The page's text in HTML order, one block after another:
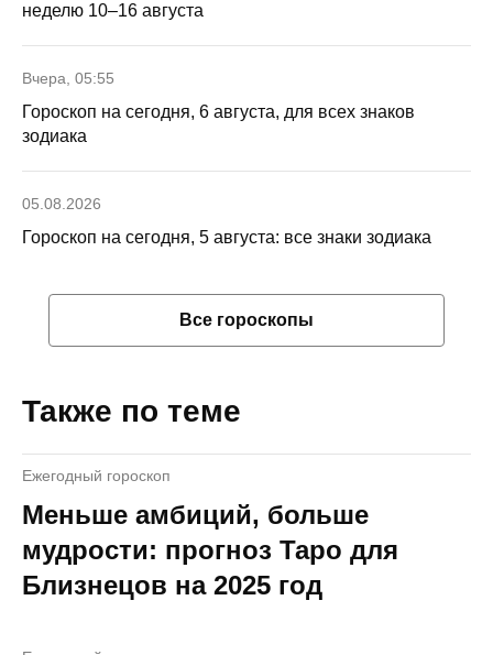
неделю 10–16 августа
Вчера, 05:55
Гороскоп на сегодня, 6 августа, для всех знаков
зодиака
05.08.2026
Гороскоп на сегодня, 5 августа: все знаки зодиака
Все гороскопы
Также по теме
Ежегодный гороскоп
Меньше амбиций, больше
мудрости: прогноз Таро для
Близнецов на 2025 год